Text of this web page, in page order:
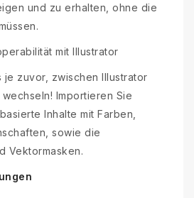
und zu erhalten, ohne die
mit Illustrator
je zuvor, zwischen Illustrator
Importieren Sie
Inhalte mit Farben,
sowie die
Vektormasken.